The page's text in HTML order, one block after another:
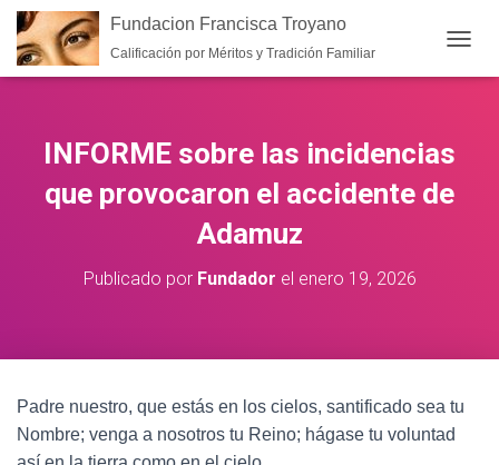
Fundacion Francisca Troyano
Calificación por Méritos y Tradición Familiar
INFORME sobre las incidencias
que provocaron el accidente de
Adamuz
Publicado por Fundador el enero 19, 2026
Padre nuestro, que estás en los cielos, santificado sea tu
Nombre; venga a nosotros tu Reino; hágase tu voluntad